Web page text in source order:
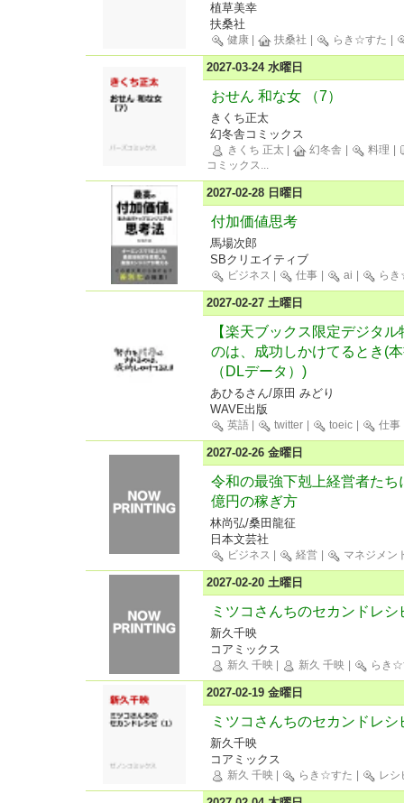
植草美幸
扶桑社
健康 扶桑社 らき☆すた
2027-03-24 水曜日
おせん 和な女 （7）
きくち正太
幻冬舎コミックス
きくち 正太 幻冬舎 料理
コミックス...
2027-02-28 日曜日
付加価値思考
馬場次郎
SBクリエイティブ
ビジネス 仕事 ai ら
2027-02-27 土曜日
【楽天ブックス限定デジタ
のは、成功しかけてるとき(
（DLデータ）)
あひるさん/原田 みどり
WAVE出版
英語 twitter toeic 仕事
2027-02-26 金曜日
令和の最強下剋上経営者た
億円の稼ぎ方
林尚弘/桑田龍征
日本文芸社
ビジネス 経営 マネジメン
2027-02-20 土曜日
ミツコさんちのセカンドレシ
新久千映
コアミックス
新久 千映 新久 千映 らき☆
2027-02-19 金曜日
ミツコさんちのセカンドレシ
新久千映
コアミックス
新久 千映 らき☆すた レシ